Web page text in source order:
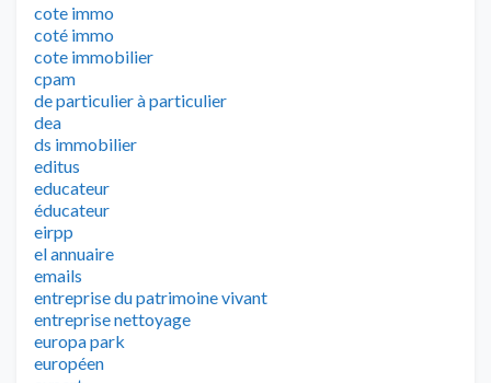
cote immo
coté immo
cote immobilier
cpam
de particulier à particulier
dea
ds immobilier
editus
educateur
éducateur
eirpp
el annuaire
emails
entreprise du patrimoine vivant
entreprise nettoyage
europa park
européen